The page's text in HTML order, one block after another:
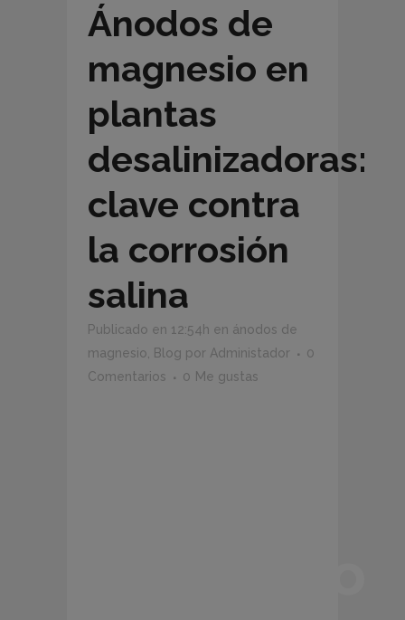
Ánodos de
magnesio en
plantas
desalinizadoras:
clave contra
la corrosión
salina
Publicado en 12:54h en ánodos de
magnesio
Blog por Administador
0
Comentarios
0 Me gustas